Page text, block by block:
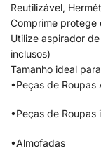
Reutilizável,
Comprime protege
Utilize aspirador
inclusos)
Tamanho ideal
•Peças de Roupas
•Peças de Roupas
•Almofadas